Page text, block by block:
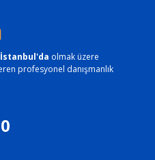
İstanbul'da olmak üzere
profesyonel danışmanlık